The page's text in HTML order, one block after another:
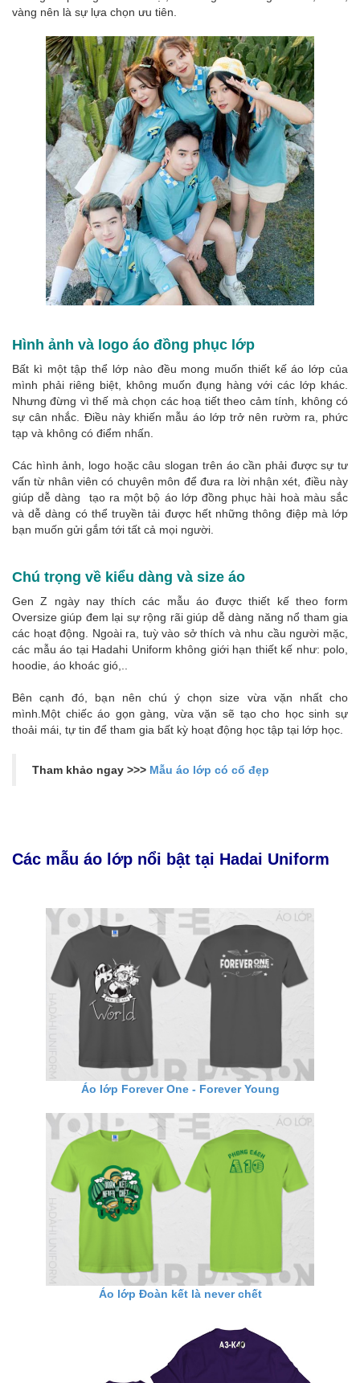
vàng nên là sự lựa chọn ưu tiên.
Hình ảnh và logo áo đồng phục lớp
Bất kì một tập thể lớp nào đều mong muốn thiết kế áo lớp của
mình phải riêng biệt, không muốn đụng hàng với các lớp khác.
Nhưng đừng vì thế mà chọn các hoạ tiết theo cảm tính, không có
sự cân nhắc. Điều này khiến mẫu áo lớp trở nên rườm ra, phức
tạp và không có điểm nhấn.
Các hình ảnh, logo hoặc câu slogan trên áo cần phải được sự tư
vấn từ nhân viên có chuyên môn để đưa ra lời nhận xét, điều này
giúp dễ dàng tạo ra một bộ áo lớp đồng phục hài hoà màu sắc
và dễ dàng có thể truyền tải được hết những thông điệp mà lớp
bạn muốn gửi gắm tới tất cả mọi người.
Chú trọng về kiểu dàng và size áo
Gen Z ngày nay thích các mẫu áo được thiết kế theo form
Oversize giúp đem lại sự rộng rãi giúp dễ dàng năng nổ tham gia
các hoạt động. Ngoài ra, tuỳ vào sở thích và nhu cầu người mặc,
các mẫu áo tại Hadahi Uniform không giới hạn thiết kế như: polo,
hoodie, áo khoác gió,..
Bên cạnh đó, bạn nên chú ý chọn size vừa vặn nhất cho
mình.Một chiếc áo gọn gàng, vừa vặn sẽ tạo cho học sinh sự
thoải mái, tự tin để tham gia bất kỳ hoạt động học tập tại lớp học.
Tham khảo ngay >>> Mẫu áo lớp có cổ đẹp
Các mẫu áo lớp nổi bật tại Hadai Uniform
Áo lớp Forever One - Forever Young
Áo lớp Đoàn kết là never chết